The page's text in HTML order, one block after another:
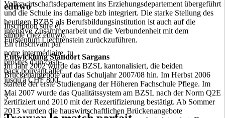
Volkswirtschaftsdepartement ins Erziehungsdepartement übergeführt
und die Schule ins damalige bzb integriert. Die starke Stellung des
heutigen BZBS als Berufsbildungsinstitution ist auch auf die
intensive Zusammenarbeit und die Verbundenheit mit dem
Fürstentum Liechtenstein zurückzuführen.
Entwicklung Standort Sargans
Im Jahr 2002 wurde das BZSL kantonalisiert, die beiden
Brückenangebote auf das Schuljahr 2007/08 hin. Im Herbst 2006
startete der erste Studiengang der Höheren Fachschule Pflege. Im
Mai 2007 wurde das Qualitätssystem am BZSL nach der Norm Q2E
zertifiziert und 2010 mit der Rezertifizierung bestätigt. Ab Sommer
2013 wurden die hauswirtschaftlichen Brückenangebote
eduwo
Inscription sûre et
simple chez eduwo.
En t'inscrivant par
notre intermédiaire, tu
profites d'un cash-
back pouvant aller
jusqu'à CHF 800.
3